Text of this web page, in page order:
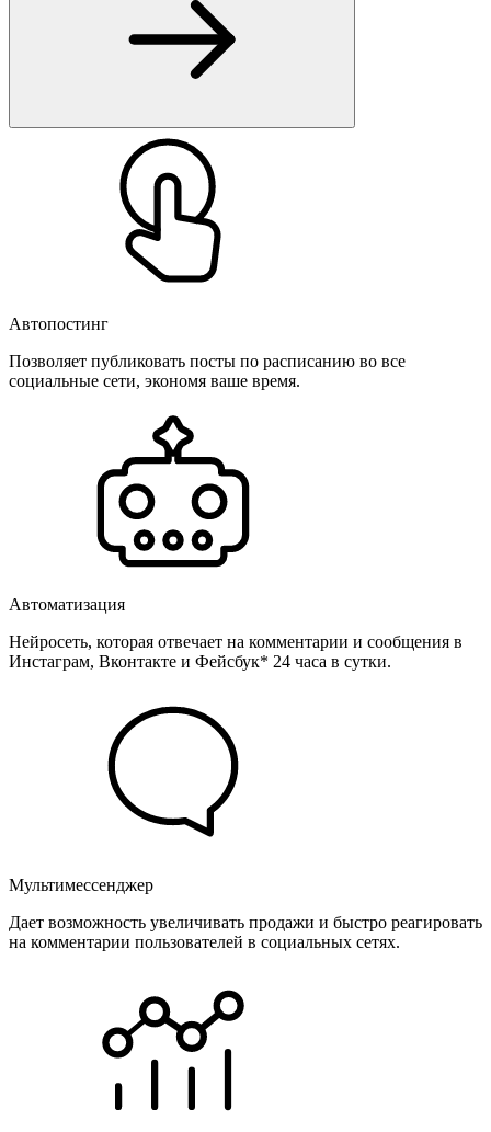
Автопостинг
Позволяет публиковать посты по расписанию во все
социальные сети, экономя ваше время.
Автоматизация
Нейросеть, которая отвечает на комментарии и сообщения в
Инстаграм, Вконтакте и Фейсбук* 24 часа в сутки.
Мультимессенджер
Дает возможность увеличивать продажи и быстро реагировать
на комментарии пользователей в социальных сетях.